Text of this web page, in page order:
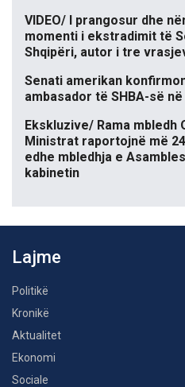
VIDEO/ I prangosur dhe
momenti i ekstradimit të
Shqipëri, autor i tre
Senati amerikan
ambasador të SHBA-së
Ekskluzive/ Rama
Ministrat raportojnë më
edhe mbledhja e
kabinetin
Lajme
Politikë
Kronikë
Aktualitet
Ekonomi
Sociale